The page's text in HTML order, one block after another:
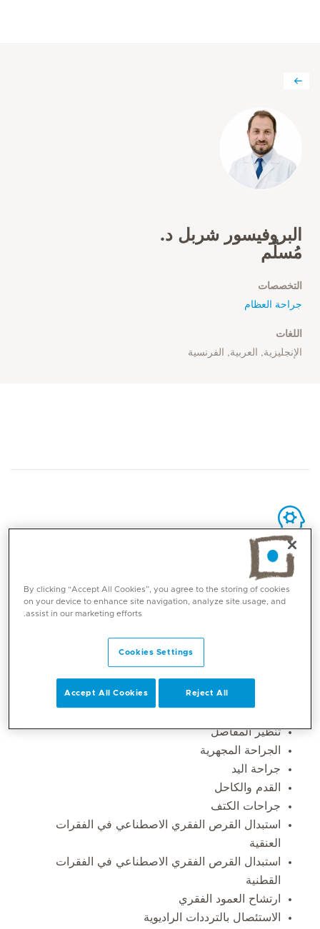
البروفيسور شربل د.
مُسلّم
التخصصات
جراحة العظام
اللغات
الإنجليزية, العربية, الفرنسية
المهارات الأساسية
جراحة العمود الفقري المعقدة والمتقدمة
استئصال القرص الفقري المجهري
إجراءات الألم التدخلية
جراحة العمود الفقري طفيفة التوغل
استبدال الركبة بالكامل
تنظير المفاصل
الجراحة المجهرية
جراحة اليد
القدم والكاحل
جراحات الكتف
استبدال القرص الفقري الاصطناعي في الفقرات
العنقية
استبدال القرص الفقري الاصطناعي في الفقرات
القطنية
ارتشاح العمود الفقري
الاستئصال بالترددات الراديوية
By clicking “Accept All Cookies”, you agree to the storing of cookies
on your device to enhance site navigation, analyze site usage, and
assist in our marketing efforts.
Cookies Settings
Reject All
Accept All Cookies